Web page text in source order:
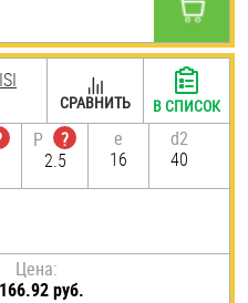
P
?
2.5
e
16
d2
40
Цена:
руб.
СРАВНИТЬ В СПИСОК